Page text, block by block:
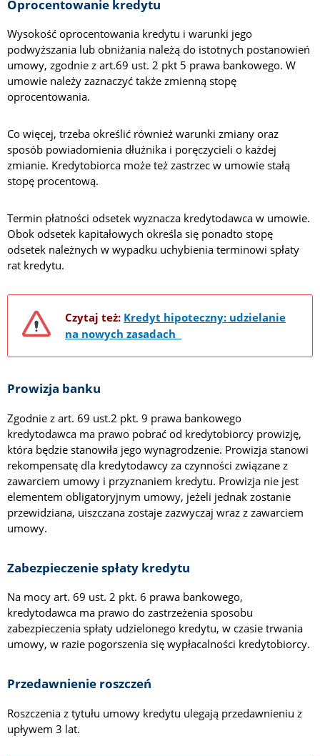
Oprocentowanie kredytu
Wysokość oprocentowania kredytu i warunki jego
podwyższania lub obniżania należą do istotnych postanowień
umowy, zgodnie z art.69 ust. 2 pkt 5 prawa bankowego. W
umowie należy zaznaczyć także zmienną stopę
oprocentowania.
Co więcej, trzeba określić również warunki zmiany oraz
sposób powiadomienia dłużnika i poręczycieli o każdej
zmianie. Kredytobiorca może też zastrzec w umowie stałą
stopę procentową.
Termin płatności odsetek wyznacza kredytodawca w umowie.
Obok odsetek kapitałowych określa się ponadto stopę
odsetek należnych w wypadku uchybienia terminowi spłaty
rat kredytu.
Czytaj też: Kredyt hipoteczny: udzielanie
na nowych zasadach
Prowizja banku
Zgodnie z art. 69 ust.2 pkt. 9 prawa bankowego
kredytodawca ma prawo pobrać od kredytobiorcy prowizję,
która będzie stanowiła jego wynagrodzenie. Prowizja stanowi
rekompensatę dla kredytodawcy za czynności związane z
zawarciem umowy i przyznaniem kredytu. Prowizja nie jest
elementem obligatoryjnym umowy, jeżeli jednak zostanie
przewidziana, uiszczana zostaje zazwyczaj wraz z zawarciem
umowy.
Zabezpieczenie spłaty kredytu
Na mocy art. 69 ust. 2 pkt. 6 prawa bankowego,
kredytodawca ma prawo do zastrzeżenia sposobu
zabezpieczenia spłaty udzielonego kredytu, w czasie trwania
umowy, w razie pogorszenia się wypłacalności kredytobiorcy.
Przedawnienie roszczeń
Roszczenia z tytułu umowy kredytu ulegają przedawnieniu z
upływem 3 lat.